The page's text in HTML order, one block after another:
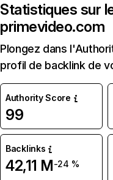
Statistiques sur
primevideo.com
Plongez dans
profil de backlink de
Authority Score
99
Backlinks
42,11 M-24 %